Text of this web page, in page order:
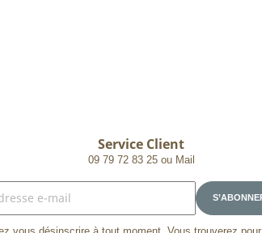
Service Client
09 79 72 83 25 ou Mail